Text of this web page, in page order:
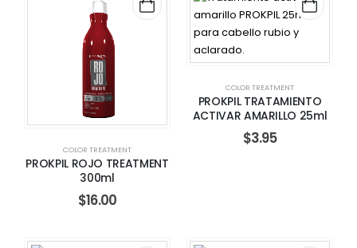
COLOR TREATMENT
PROKPIL ROJO TREATMENT
300ml
$16.00
COLOR TREATMENT
PROKPIL TRATAMIENTO
ACTIVAR AMARILLO 25ml
$3.95